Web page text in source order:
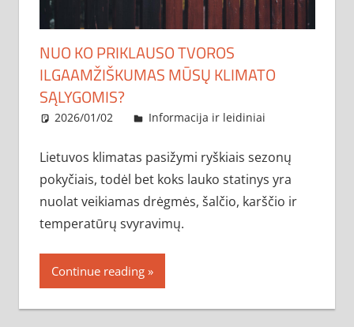
NUO KO PRIKLAUSO TVOROS
ILGAAMŽIŠKUMAS MŪSŲ KLIMATO
SĄLYGOMIS?
2026/01/02 administratorius
Informacija ir leidiniai
Lietuvos klimatas pasižymi ryškiais sezonų
pokyčiais, todėl bet koks lauko statinys yra
nuolat veikiamas drėgmės, šalčio, karščio ir
temperatūrų svyravimų.
Continue reading